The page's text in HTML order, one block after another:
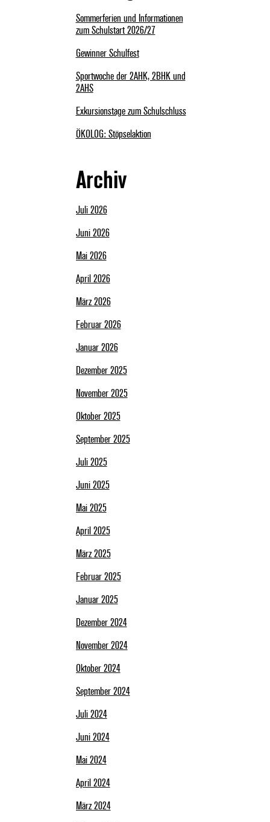
Sommerferien und Informationen
zum Schulstart 2026/27
Gewinner Schulfest
Sportwoche der 2AHK, 2BHK und
2AHS
Exkursionstage zum Schulschluss
ÖKOLOG: Stöpselaktion
Archiv
Juli 2026
Juni 2026
Mai 2026
April 2026
März 2026
Februar 2026
Januar 2026
Dezember 2025
November 2025
Oktober 2025
September 2025
Juli 2025
Juni 2025
Mai 2025
April 2025
März 2025
Februar 2025
Januar 2025
Dezember 2024
November 2024
Oktober 2024
September 2024
Juli 2024
Juni 2024
Mai 2024
April 2024
März 2024